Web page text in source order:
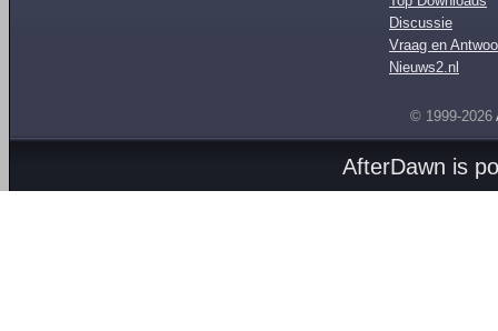
Discussie
Vraag en
Nieuws2.nl
© 1999-2026
AfterDawn is